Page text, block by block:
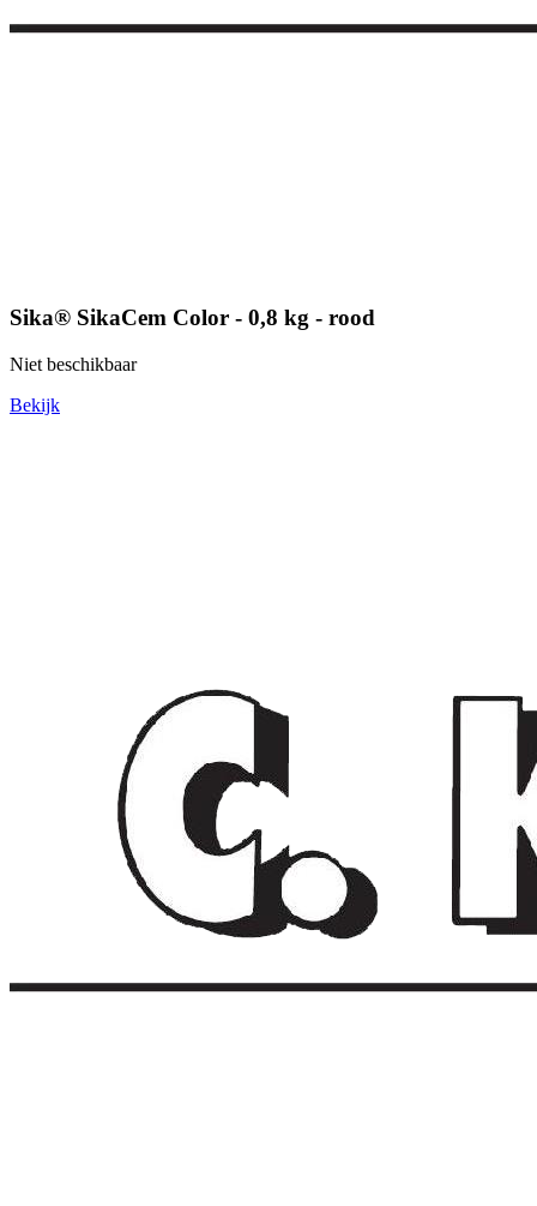
Sika® SikaCem Color - 0,8 kg - rood
Niet beschikbaar
Bekijk